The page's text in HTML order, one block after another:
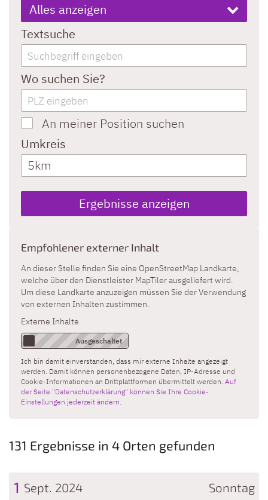
Alles anzeigen
Textsuche
Wo suchen Sie?
An meiner Position suchen
Umkreis
Empfohlener externer Inhalt
An dieser Stelle finden Sie eine OpenStreetMap Landkarte,
welche über den Dienstleister MapTiler ausgeliefert wird.
Um diese Landkarte anzuzeigen müssen Sie der Verwendung
von externen Inhalten zustimmen.
Externe Inhalte
Ich bin damit einverstanden, dass mir externe Inhalte angezeigt
werden. Damit können personenbezogene Daten, IP-Adresse und
Cookie-Informationen an Drittplattformen übermittelt werden. Auf
der Seite "Datenschutzerklärung" können Sie Ihre Cookie-
Einstellungen jederzeit ändern.
131 Ergebnisse in 4 Orten gefunden
Sonntag
1 Sept. 2024